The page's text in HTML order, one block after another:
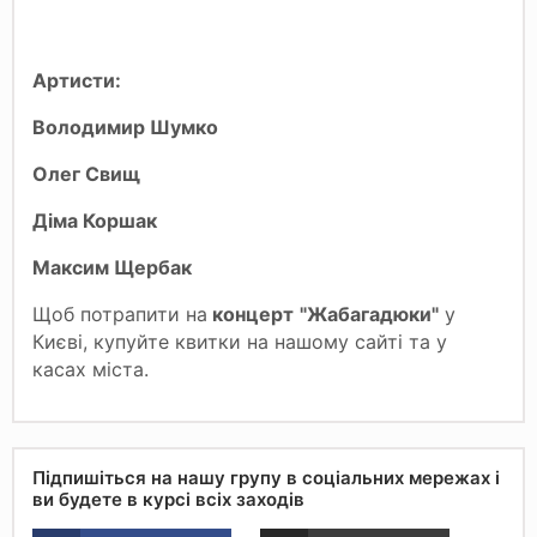
Артисти:
Володимир Шумко
Олег Свищ
Діма Коршак
Максим Щербак
Щоб потрапити на концерт "Жабагадюки" у
Києві, купуйте квитки на нашому сайті та у
касах міста.
Підпишіться на нашу групу в соціальних мережах і
ви будете в курсі всіх заходів